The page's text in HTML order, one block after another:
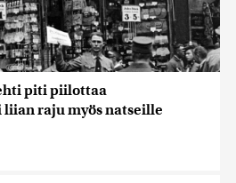
piti piilottaa
raju myös natseille